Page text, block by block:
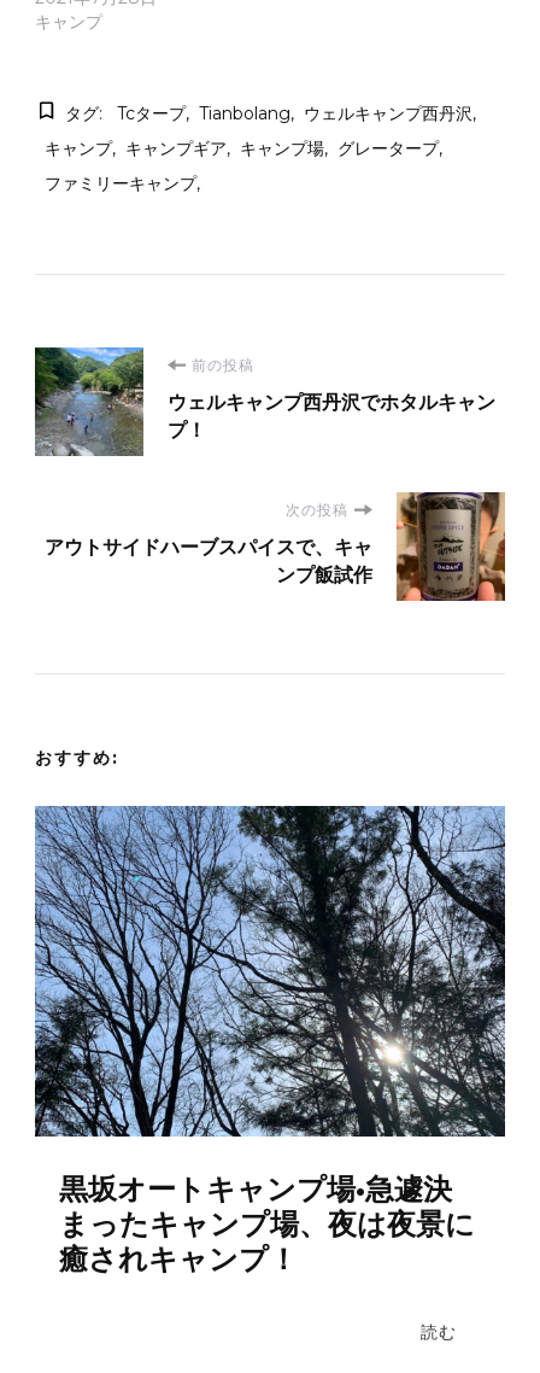
キャンプ
タグ: Tcタープ Tianbolang
ウェルキャンプ西丹沢
キャンプ
キャンプギア キャンプ場
グレータープ
ファミリーキャンプ
投
稿
ビ
ー
ン
前の投稿
ウェルキャンプ西丹沢でホタルキャン
プ！
次の投稿
アウトサイドハーブスパイスで、キャ
ンプ飯試作
おすすめ:
黒坂オートキャンプ場•急遽決
まったキャンプ場、夜は夜景に
癒されキャンプ！
読む